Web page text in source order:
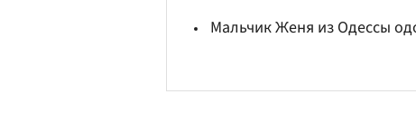
Мальчик Женя из Одессы